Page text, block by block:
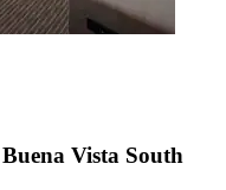
Vista South